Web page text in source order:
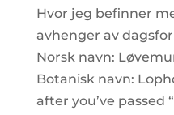
Hvor jeg befinner
avhenger av
Norsk navn:
Botanisk navn:
after you’ve passed